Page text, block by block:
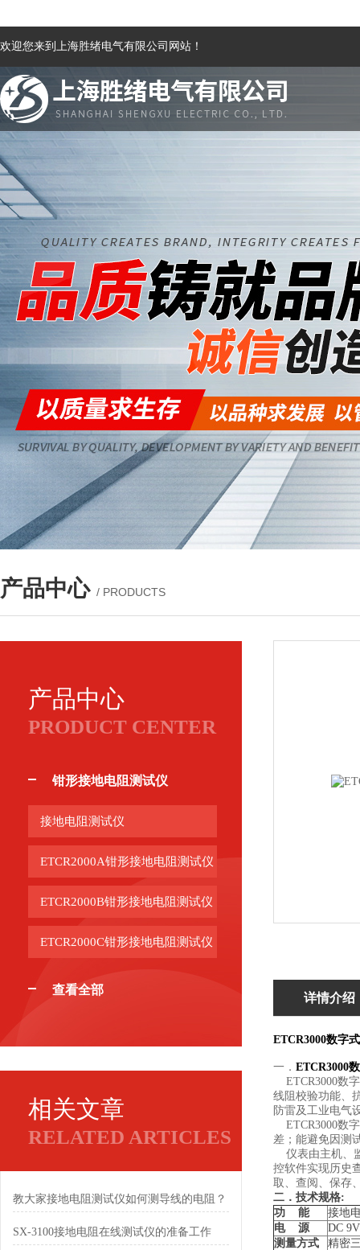
欢迎您来到上海胜绪电气有限公司网站！
产品中心 / PRODUCTS
产品中心
PRODUCT CENTER
钳形接地电阻测试仪
接地电阻测试仪
ETCR2000A钳形接地电阻测试仪
ETCR2000B钳形接地电阻测试仪
ETCR2000C钳形接地电阻测试仪
查看全部
相关文章
RELATED ARTICLES
教大家接地电阻测试仪如何测导线的电阻？
SX-3100接地电阻在线测试仪的准备工作
详情介绍
ETCR3000数字
一． ETCR3000
ETCR3000数
线阻校验功能、
防雷及工业电气
ETCR3000数
差；能避免因测
仪表由主机、
控软件实现历史
取、查阅、保存
二． 技术规格:
功 能
接地
电 源
DC
测量方式
精密